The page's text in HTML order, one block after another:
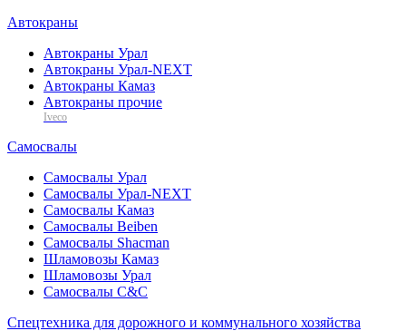
Автокраны
Автокраны Урал
Автокраны Урал-NEXT
Автокраны Камаз
Автокраны прочие
Iveco
Самосвалы
Самосвалы Урал
Самосвалы Урал-NEXT
Самосвалы Камаз
Самосвалы Beiben
Самосвалы Shacman
Шламовозы Камаз
Шламовозы Урал
Самосвалы C&C
Спецтехника для дорожного и коммунального хозяйства